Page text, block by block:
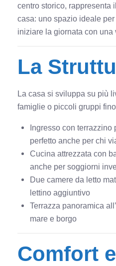
centro storico, rappresenta
casa: uno spazio ideale
iniziare la giornata con una
La
La casa si sviluppa su più
famiglie o piccoli gruppi
Ingresso con terrazzino
perfetto anche per chi
Cucina attrezzata con
anche per soggiorni
Due camere da letto
lettino aggiuntivo
Terrazza panoramica
mare e borgo
Comfort e